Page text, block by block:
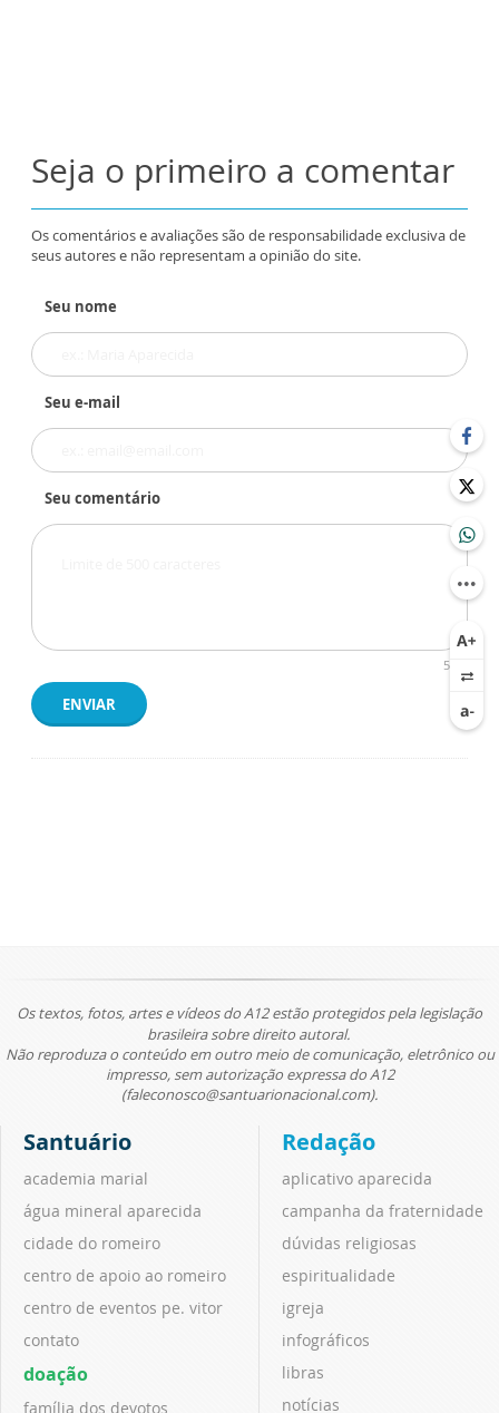
Seja o primeiro a comentar
Os comentários e avaliações são de responsabilidade exclusiva de
seus autores e não representam a opinião do site.
Seu nome
Seu e-mail
Seu comentário
500
ENVIAR
Os textos, fotos, artes e vídeos do A12 estão protegidos pela legislação
brasileira sobre direito autoral.
Não reproduza o conteúdo em outro meio de comunicação, eletrônico ou
impresso, sem autorização expressa do A12
(faleconosco@santuarionacional.com).
Santuário
academia marial
água mineral aparecida
cidade do romeiro
centro de apoio ao romeiro
centro de eventos pe. vitor
contato
doação
família dos devotos
Redação
aplicativo aparecida
campanha da fraternidade
dúvidas religiosas
espiritualidade
igreja
infográficos
libras
notícias